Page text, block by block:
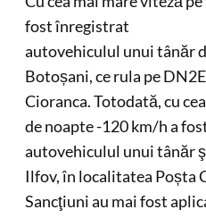
fost înregistrat
autovehiculul unui tânăr
Botoșani, ce rula pe
Cioranca. Totodată, cu
de noapte -120 km/h a
autovehiculul unui tânăr
Ilfov, în localitatea Poșta
Sancţiuni au mai fost